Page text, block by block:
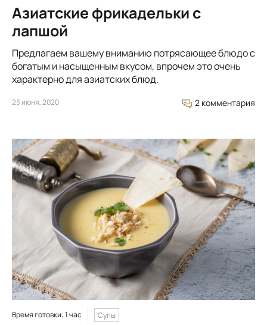
Азиатские фрикадельки с
лапшой
Предлагаем вашему вниманию потрясающее блюдо с
богатым и насыщенным вкусом, впрочем это очень
характерно для азиатских блюд.
23 июня, 2020 2 комментария
Время готовки: 1 час Супы